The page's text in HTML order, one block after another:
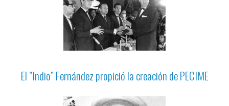
El ”Indio” Fernández propició la creación de PECIME